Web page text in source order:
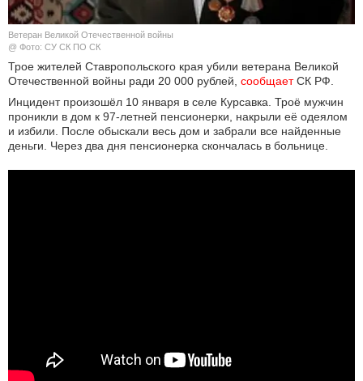
СПОРТ
АВТО И МОТО
ЭГОИЗМ
БЛОГ
Ветеран Великой Отечественной войны
@ Фото: СУ СК ПО СК
Трое жителей Ставропольского края убили ветерана Великой
Отечественной войны ради 20 000 рублей, сообщаетСК РФ.
Инцидент произошёл 10 января в селе Курсавка. Троё мужчин
проникли в дом к 97-летней пенсионерки, накрыли её одеялом
и избили. После обыскали весь дом и забрали все найденные
деньги. Через два дня пенсионерка скончалась в больнице.